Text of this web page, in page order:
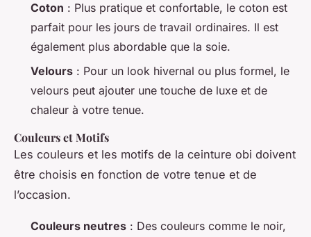
Coton : Plus pratique et confortable, le coton est
parfait pour les jours de travail ordinaires. Il est
également plus abordable que la soie.
Velours : Pour un look hivernal ou plus formel, le
velours peut ajouter une touche de luxe et de
chaleur à votre tenue.
Couleurs et Motifs
Les couleurs et les motifs de la ceinture obi doivent
être choisis en fonction de votre tenue et de
l’occasion.
Couleurs neutres : Des couleurs comme le noir,